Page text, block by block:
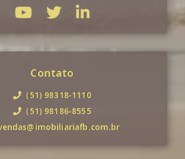
Contato
(51) 98318-1110
(51) 98186-8555